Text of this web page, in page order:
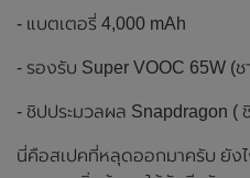
- แบตเตอรี่ 4,000 mAh
- รองรับ Super VOOC 65W (ช
- ชิปประมวลผล Snapdragon (
นี่คือสเปคที่หลุดออกมาครับ ยังไ